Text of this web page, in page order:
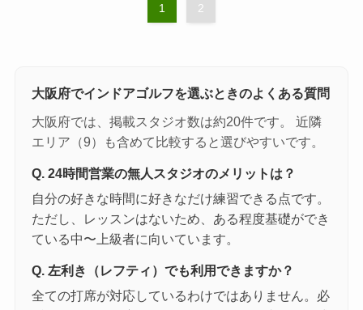
1 2
大阪府でインドアゴルフを選ぶときのよくある質問
大阪府では、掲載スタジオ数は約20件です。 近隣
エリア（9）も含めて比較すると選びやすいです。
Q. 24時間営業の無人スタジオのメリットは？
自分の好きな時間に好きなだけ練習できる点です。
ただし、レッスンはないため、ある程度基礎ができ
ている中〜上級者に向いています。
Q. 左利き（レフティ）でも利用できますか？
全ての打席が対応しているわけではありません。必